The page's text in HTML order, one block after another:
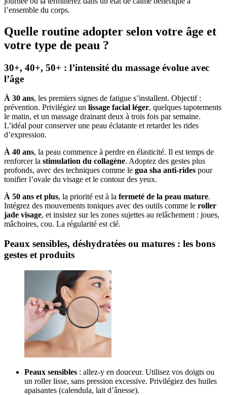
l’ensemble du corps.
Quelle routine adopter selon votre âge et
votre type de peau ?
30+, 40+, 50+ : l’intensité du massage évolue avec
l’âge
À 30 ans, les premiers signes de fatigue s’installent. Objectif :
prévention. Privilégiez un lissage facial léger, quelques tapotements
le matin, et un massage drainant deux à trois fois par semaine.
L’idéal pour conserver une peau éclatante et retarder les rides
d’expression.
À 40 ans, la peau commence à perdre en élasticité. Il est temps de
renforcer la stimulation du collagène. Adoptez des gestes plus
profonds, avec des techniques comme le gua sha anti-rides pour
tonifier l’ovale du visage et le contour des yeux.
À 50 ans et plus, la priorité est à la fermeté de la peau mature.
Intégrez des mouvements toniques avec des outils comme le roller
jade visage, et insistez sur les zones sujettes au relâchement : joues,
mâchoires, cou. La régularité est clé.
Peaux sensibles, déshydratées ou matures : les bons
gestes et produits
Peaux sensibles : allez-y en douceur. Utilisez vos doigts ou
un roller lisse, sans pression excessive. Privilégiez des huiles
apaisantes (calendula, lait d’ânesse).